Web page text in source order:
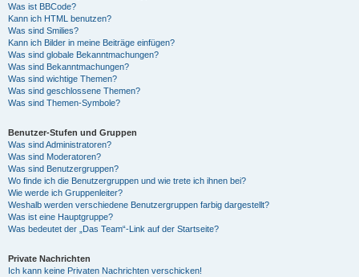
Was ist BBCode?
Kann ich HTML benutzen?
Was sind Smilies?
Kann ich Bilder in meine Beiträge einfügen?
Was sind globale Bekanntmachungen?
Was sind Bekanntmachungen?
Was sind wichtige Themen?
Was sind geschlossene Themen?
Was sind Themen-Symbole?
Benutzer-Stufen und Gruppen
Was sind Administratoren?
Was sind Moderatoren?
Was sind Benutzergruppen?
Wo finde ich die Benutzergruppen und wie trete ich ihnen bei?
Wie werde ich Gruppenleiter?
Weshalb werden verschiedene Benutzergruppen farbig dargestellt?
Was ist eine Hauptgruppe?
Was bedeutet der „Das Team“-Link auf der Startseite?
Private Nachrichten
Ich kann keine Privaten Nachrichten verschicken!